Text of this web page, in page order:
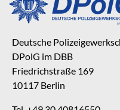
Deutsche
DPolG im DBB
Friedrichstraße 169
10117 Berlin